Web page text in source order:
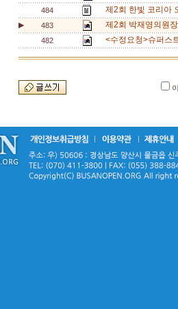
484 제2회 한빛 코리아
▶ 483 제2회 박재영의원
482 <수정요청>슈퍼스